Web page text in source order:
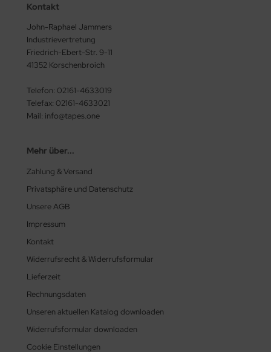
Kontakt
John-Raphael Jammers
Industrievertretung
Friedrich-Ebert-Str. 9-11
41352 Korschenbroich
Telefon: 02161-4633019
Telefax: 02161-4633021
Mail: info@tapes.one
Mehr über...
Zahlung & Versand
Privatsphäre und Datenschutz
Unsere AGB
Impressum
Kontakt
Widerrufsrecht & Widerrufsformular
Lieferzeit
Rechnungsdaten
Unseren aktuellen Katalog downloaden
Widerrufsformular downloaden
Cookie Einstellungen